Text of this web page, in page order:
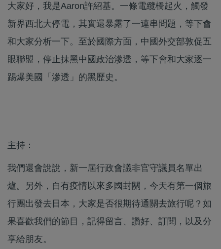
大家好，我是Aaron許紹基。一條電纜橋起火，觸發
新界西北大停電，其實還暴露了一連串問題，等下會
和大家分析一下。至於國際方面，中國外交部敦促五
眼聯盟，停止抹黑中國政治滲透，等下會和大家逐一
踢爆美國「滲透」的黑歷史。
主持：
我們還會說說，新一屆行政會議非官守議員名單出
爐。另外，自有疫情以來多國封關，今天有第一個旅
行團出發去日本，大家是否很期待通關去旅行呢？如
果喜歡我們的節目，記得留言、讚好、訂閱，以及分
享給朋友。